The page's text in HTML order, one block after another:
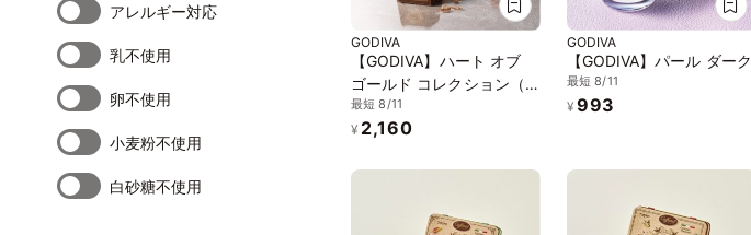
アレルギー対応
乳不使用
卵不使用
小麦粉不使用
白砂糖不使用
GODIVA
【GODIVA】ハート オブ
ゴールド コレクション（6
粒入）お中元2026
最短 8/11
¥ 2,160
GODIVA
【GODIVA】パール ダーク
最短 8/11
¥ 993